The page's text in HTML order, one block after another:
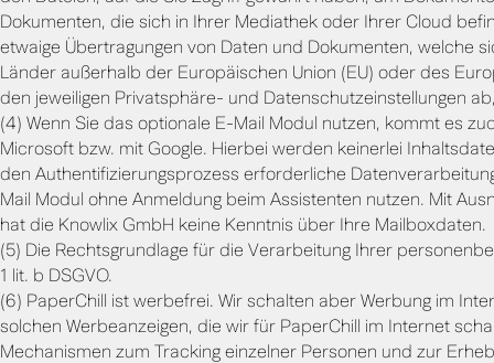
Dokumenten, die sich in Ihrer Mediathek oder Ihrer Cloud
etwaige Übertragungen von Daten und Dokumenten, welche
Länder außerhalb der Europäischen Union (EU) oder des
den jeweiligen Privatsphäre- und Datenschutzeinstellungen
(4) Wenn Sie das optionale E-Mail Modul nutzen, kommt es
Microsoft bzw. mit Google. Hierbei werden keinerlei
den Authentifizierungsprozess erforderliche
Mail Modul ohne Anmeldung beim Assistenten nutzen. Mit
hat die Knowlix GmbH keine Kenntnis über Ihre Mailboxdaten.
(5) Die Rechtsgrundlage für die Verarbeitung Ihrer
1 lit. b DSGVO.
(6) PaperChill ist werbefrei. Wir schalten aber Werbung im
solchen Werbeanzeigen, die wir für PaperChill im Internet
Mechanismen zum Tracking einzelner Personen und zur